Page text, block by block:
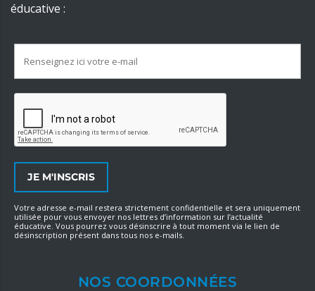
éducative :
Votre adresse e-mail restera strictement confidentielle et sera uniquement
utilisée pour vous envoyer nos lettres d’information sur l’actualité
éducative. Vous pourrez vous désinscrire à tout moment via le lien de
désinscription présent dans tous nos e-mails.
NOS COORDONNÉES